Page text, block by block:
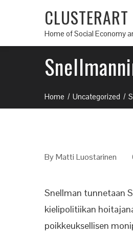
CLUSTERART
Home of Social Economy
Home Uncategorized
ByMatti Luostarinen
Snellman tunnetaan
kielipolitiikan
poikkeuksellisen